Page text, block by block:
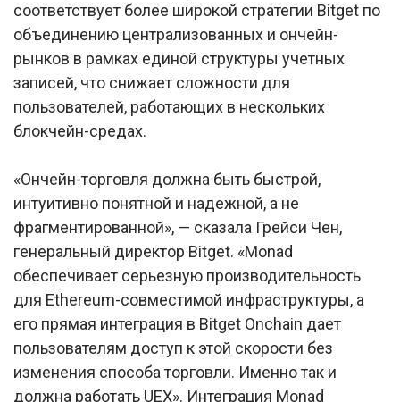
соответствует более широкой стратегии Bitget по
объединению централизованных и ончейн-
рынков в рамках единой структуры учетных
записей, что снижает сложности для
пользователей, работающих в нескольких
блокчейн-средах.
«Ончейн-торговля должна быть быстрой,
интуитивно понятной и надежной, а не
фрагментированной», — сказала Грейси Чен,
генеральный директор Bitget. «Monad
обеспечивает серьезную производительность
для Ethereum-совместимой инфраструктуры, а
его прямая интеграция в Bitget Onchain дает
пользователям доступ к этой скорости без
изменения способа торговли. Именно так и
должна работать UEX». Интеграция Monad